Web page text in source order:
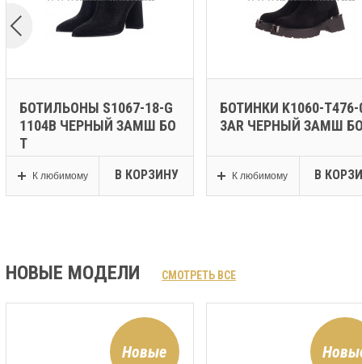
БОТИЛЬОНЫ S1067-18-G
1104B ЧЕРНЫЙ ЗАМШ БО
Т
К любимому В КОРЗИНУ
БОТИНКИ K1060-T476-
3AR ЧЕРНЫЙ ЗАМШ
К любимому В
НОВЫЕ МОДЕЛИ СМОТРЕТЬ ВСЕ
Новые